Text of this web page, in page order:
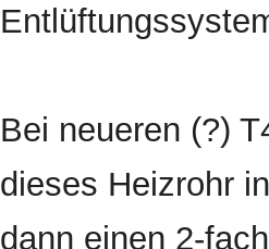
Bei neueren (?)
dieses Heizrohr
dann einen 2-